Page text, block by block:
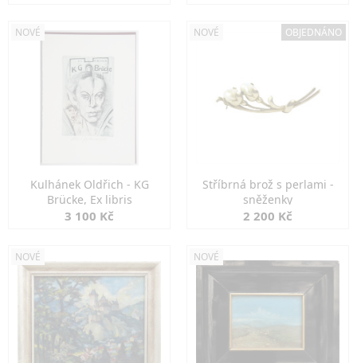
NOVÉ
Kulhánek Oldřich - KG
Brücke, Ex libris
3 100 Kč
NOVÉ OBJEDNÁNO
Stříbrná brož s perlami -
sněženky
2 200 Kč
NOVÉ NOVÉ